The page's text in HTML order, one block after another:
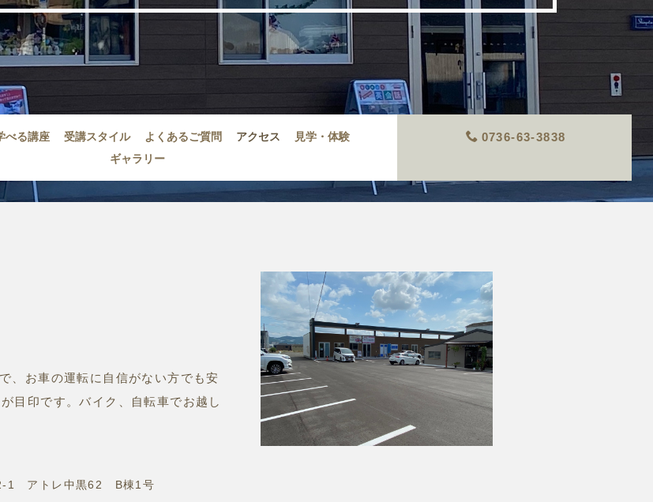
べる講座 受講スタイル よくあるご質問 アクセス
見学・体験
ギャラリー
0736-63-3838
、お車の運転に自信がない方でも安
目印です。バイク、自転車でお越し
1 アトレ中黒62 B棟1号